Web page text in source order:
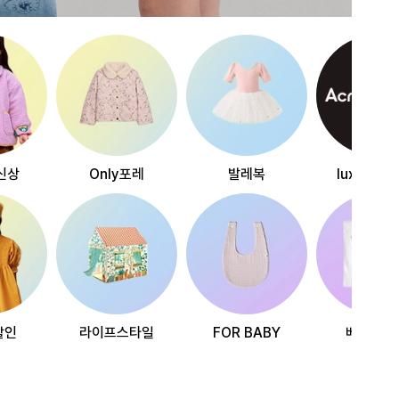
상 Only포레
라이프스타일
발레복
FOR BABY 베스트리